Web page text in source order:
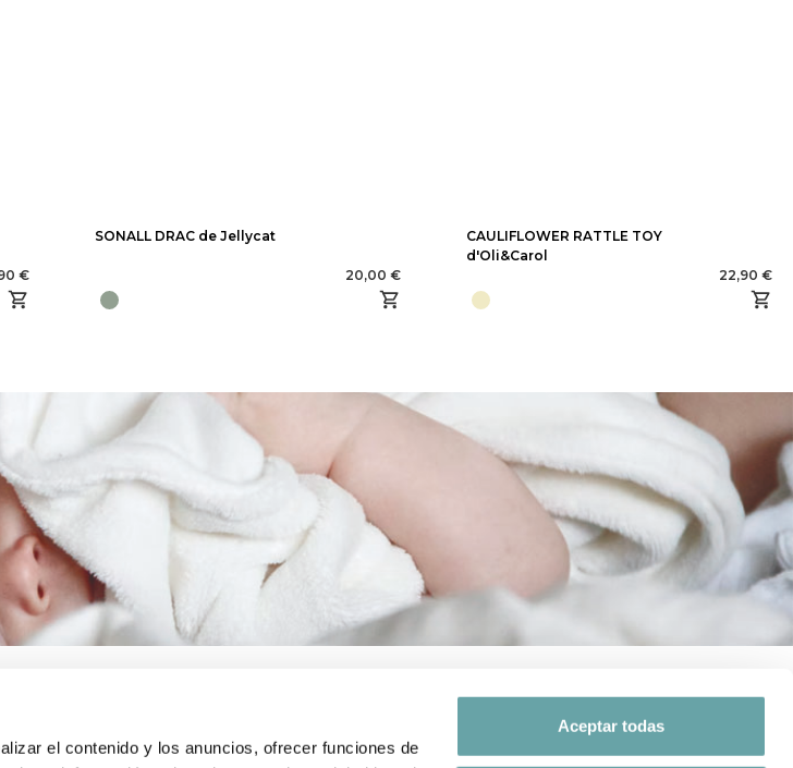
el contenido y los anuncios, ofrecer funciones de
Aceptar todas
€
SONALL DRAC de Jellycat
20,00 €
CAULIFLOWER RATTLE TOY
d'Oli&Carol
22,90 €